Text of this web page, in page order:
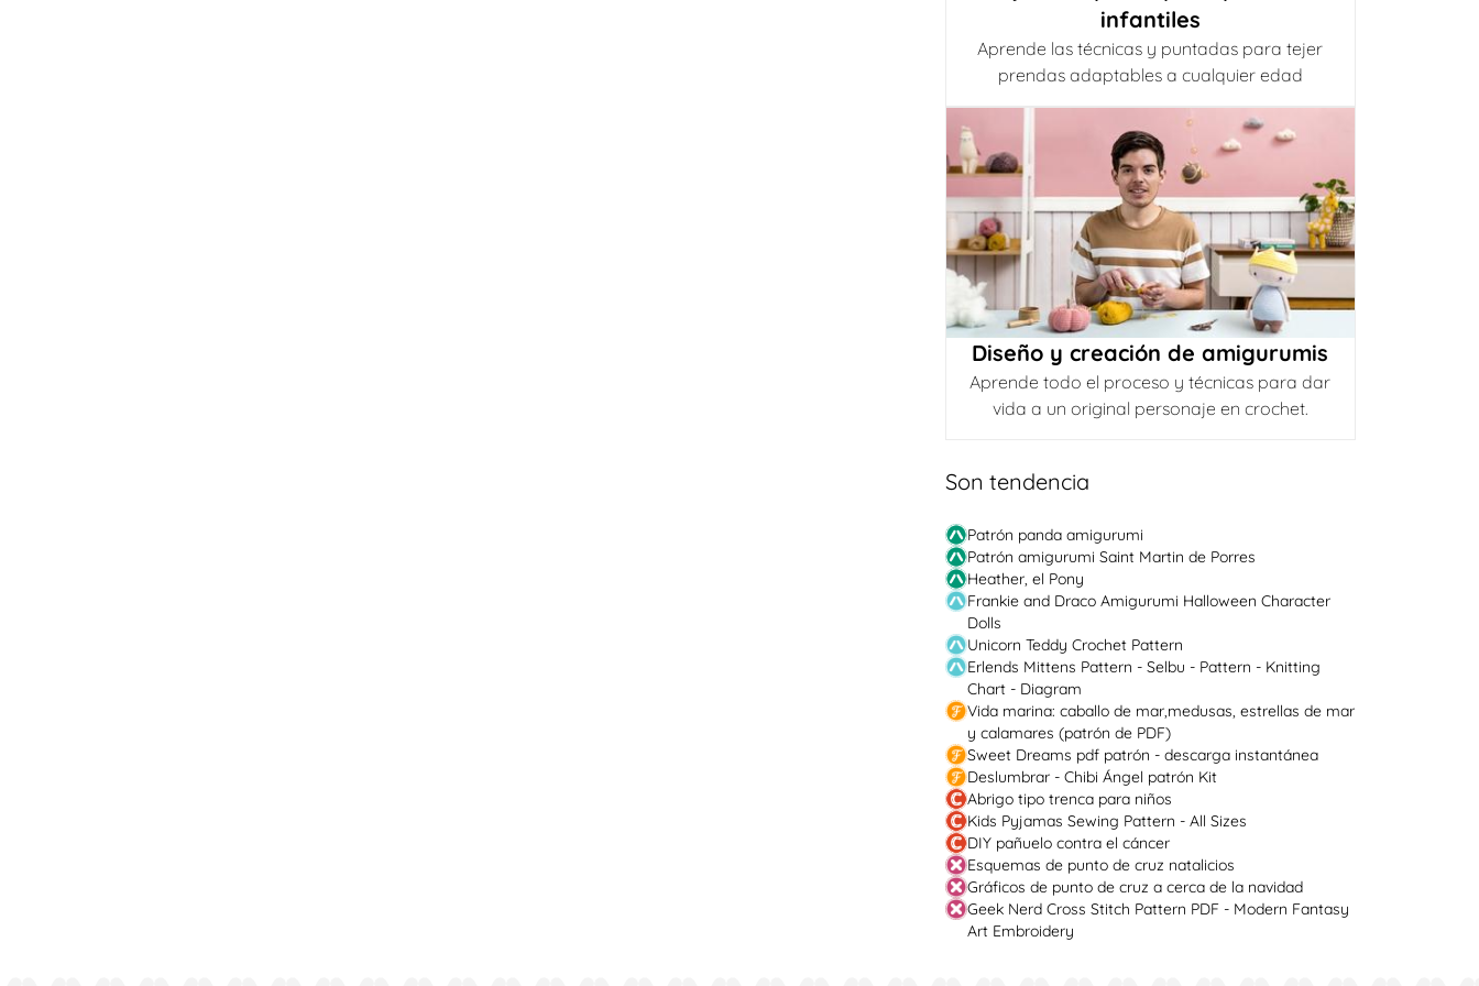
infantiles
Aprende las técnicas y puntadas para tejer
prendas adaptables a cualquier edad
Diseño y creación de amigurumis
Aprende todo el proceso y técnicas para dar
vida a un original personaje en crochet.
Son tendencia
Patrón panda amigurumi
Patrón amigurumi Saint Martin de Porres
Heather, el Pony
Frankie and Draco Amigurumi Halloween Character
Dolls
Unicorn Teddy Crochet Pattern
Erlends Mittens Pattern - Selbu - Pattern - Knitting
Chart - Diagram
Vida marina: caballo de mar,medusas, estrellas de mar
y calamares (patrón de PDF)
Sweet Dreams pdf patrón - descarga instantánea
Deslumbrar - Chibi Ángel patrón Kit
Abrigo tipo trenca para niños
Kids Pyjamas Sewing Pattern - All Sizes
DIY pañuelo contra el cáncer
Esquemas de punto de cruz natalicios
Gráficos de punto de cruz a cerca de la navidad
Geek Nerd Cross Stitch Pattern PDF - Modern Fantasy
Art Embroidery